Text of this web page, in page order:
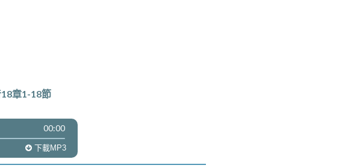
章1-18節
00:00
下載MP3